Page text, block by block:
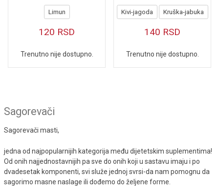
Limun
120 RSD
Trenutno nije dostupno.
Kivi-jagoda Kruška-jabuka
140 RSD
Trenutno nije dostupno.
Sagorevači
Sagorevači masti,
jedna od najpopularnijih kategorija među dijetetskim suplementima!
Od onih najjednostavnijih pa sve do onih koji u sastavu imaju i po
dvadesetak komponenti, svi služe jednoj svrsi-da nam pomognu da
sagorimo masne naslage ili dođemo do željene forme.